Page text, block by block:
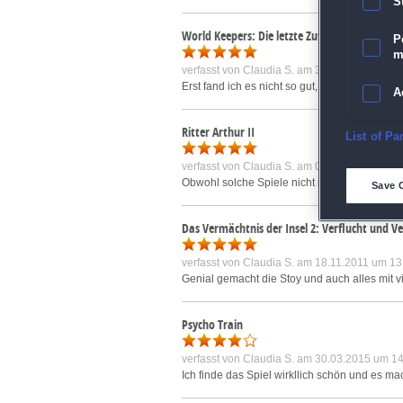
World Keepers: Die letzte Zuflucht
verfasst von Claudia S. am 31.07.2016 um
Erst fand ich es nicht so gut, aber das
Ritter Arthur II
verfasst von Claudia S. am 05.03.2012 um
Obwohl solche Spiele nicht mein Ding^^
Das Vermächtnis der Insel 2: Verflucht und
verfasst von Claudia S. am 18.11.2011 um
Genial gemacht die Stoy und auch alles mit
Psycho Train
verfasst von Claudia S. am 30.03.2015 um
Ich finde das Spiel wirkllich schön und es
List of
Save